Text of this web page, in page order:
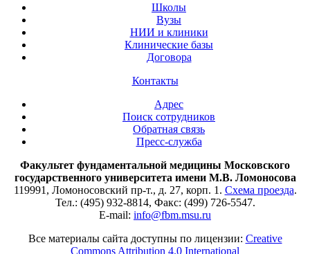
Школы
Вузы
НИИ и клиники
Клинические базы
Договора
Контакты
Адрес
Поиск сотрудников
Обратная связь
Пресс-служба
Факультет фундаментальной медицины Московского
государственного университета имени М.В. Ломоносова
119991, Ломоносовский пр-т., д. 27, корп. 1. Схема проезда.
Тел.: (495) 932-8814, Факс: (499) 726-5547.
E-mail: info@fbm.msu.ru
Все материалы сайта доступны по лицензии: Creative
Commons Attribution 4.0 International